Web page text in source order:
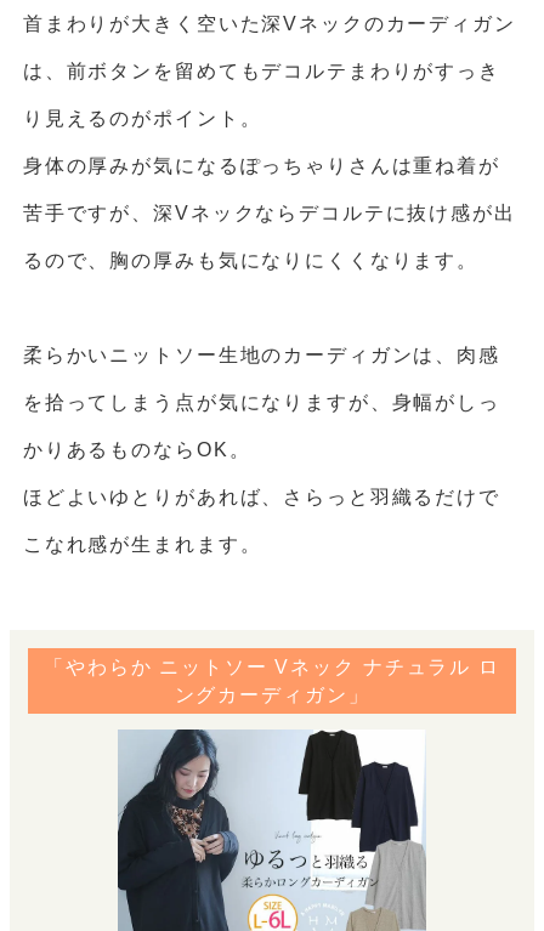
首まわりが大きく空いた深Vネックのカーディガン
は、前ボタンを留めてもデコルテまわりがすっき
り見えるのがポイント。
身体の厚みが気になるぽっちゃりさんは重ね着が
苦手ですが、深Vネックならデコルテに抜け感が出
るので、胸の厚みも気になりにくくなります。
柔らかいニットソー生地のカーディガンは、肉感
を拾ってしまう点が気になりますが、身幅がしっ
かりあるものならOK。
ほどよいゆとりがあれば、さらっと羽織るだけで
こなれ感が生まれます。
「やわらか ニットソー Vネック ナチュラル ロ
ングカーディガン」